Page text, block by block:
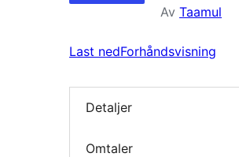
Av Taamul
Last nedForhåndsvisning
Detaljer
Omtaler